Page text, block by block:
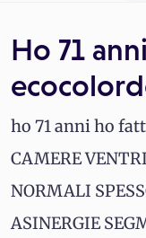
Ho 71
ho 71 anni ho
CAMERE
NORMALI
ASINERGIE